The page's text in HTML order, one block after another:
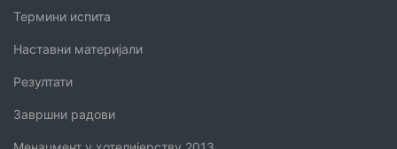
Термини испита
Наставни материјали
Резултати
Завршни радови